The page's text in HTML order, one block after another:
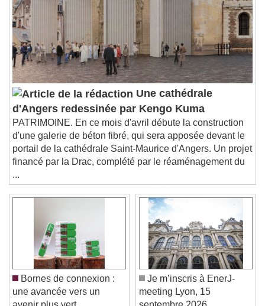
descriptions off
, selected
Subtitles
subtitles settings
, opens subtitles
settings dialog
subtitles off, selected
Audio Track
Picture-in-Picture
Fullscreen
This is a modal window.
Beginning of dialog window. Escape will cancel
and close the window.
Text
Color Opacity
Color
Caption Area Background
Color Opacity
Font Size
Une cathédrale
d'Angers redessinée par Kengo Kuma
PATRIMOINE. En ce mois d'avril débute la construction
d'une galerie de béton fibré, qui sera apposée devant le
portail de la cathédrale Saint-Maurice d'Angers. Un projet
...
Bornes de connexion :
une avancée vers un
Je m’inscris à EnerJ-
meeting Lyon, 15